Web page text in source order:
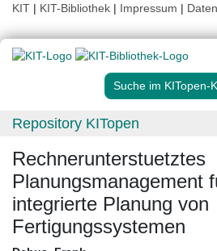
KIT | KIT-Bibliothek | Impressum |
Suche im KITopen-
Repository KITopen
Rechnerunterstuetztes
Planungsmanagement
integrierte Planung von
Fertigungssystemen